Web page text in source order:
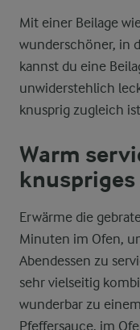
Mit einer Beilage
wunderschöner, in
kannst du eine
unwiderstehlich
knusprig zugleich
Warm
knuspriges
Erwärme die
Minuten im Ofen,
Abendessen zu
sehr vielseitig
wunderbar zu
Pfeffersauce, im